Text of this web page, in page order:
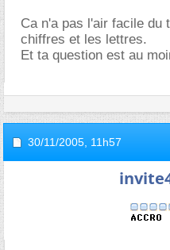
Ca n'a pas l'air facile du
chiffres et les lettres.
Et ta question est au
30/11/2005, 11h57